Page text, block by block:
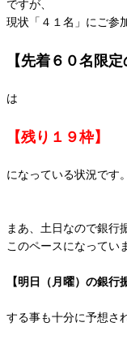
ですが、
現状「４１名」にご参
【先着６０名限
は
【残り１９枠】
になっている状況です。
まあ、土日なので銀行
このペースになってい
【明日（月曜）の銀行
する事も十分に予想さ